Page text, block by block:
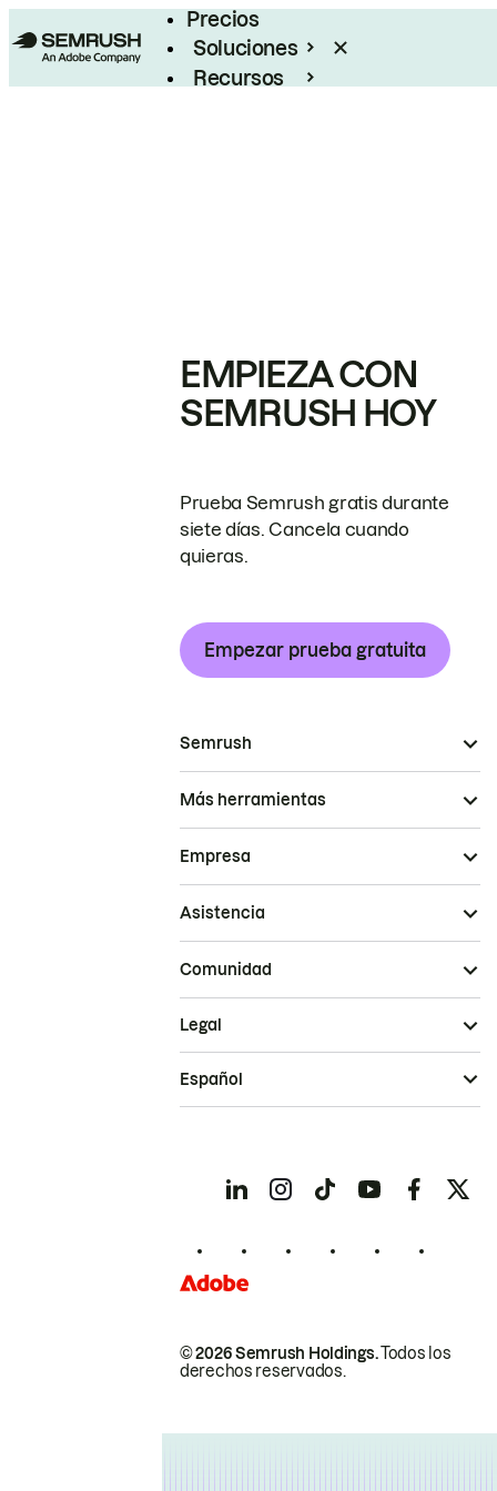
Precios
Soluciones
Recursos
EMPIEZA CON
SEMRUSH HOY
Prueba Semrush gratis durante
siete días. Cancela cuando
quieras.
Empezar prueba gratuita
Semrush
Más herramientas
Empresa
Asistencia
Comunidad
© 2026 Semrush Holdings.Todos los
derechos reservados.
Legal
Español